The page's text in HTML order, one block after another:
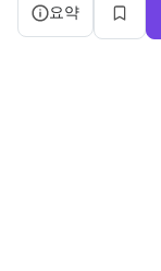
요약
북마크